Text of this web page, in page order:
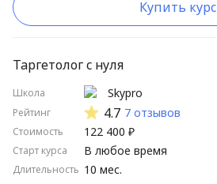
Купить курс
Таргетолог с нуля
Школа
Рейтинг
Стоимость
Старт курса
Длительность
Skypro
4.7 7 отзывов
122 400 ₽
10 мес.
В любое время